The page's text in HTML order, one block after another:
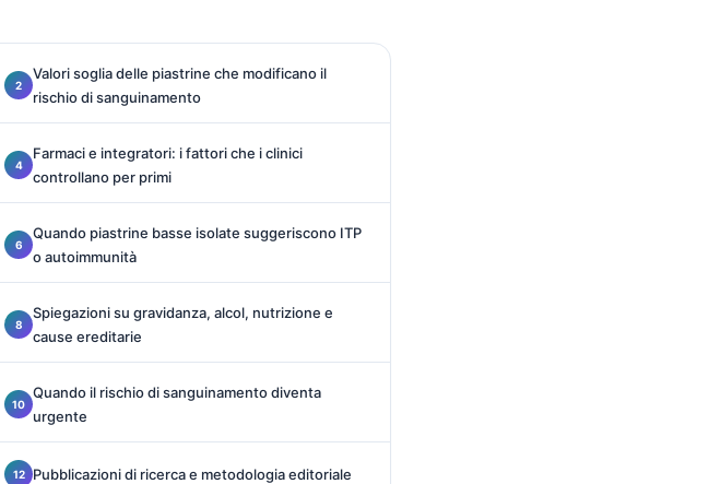
Valori soglia delle piastrine che modificano il
rischio di sanguinamento
Farmaci e integratori: i fattori che i clinici
controllano per primi
Quando piastrine basse isolate suggeriscono ITP
o autoimmunità
Spiegazioni su gravidanza, alcol, nutrizione e
cause ereditarie
Quando il rischio di sanguinamento diventa
urgente
Pubblicazioni di ricerca e metodologia editoriale